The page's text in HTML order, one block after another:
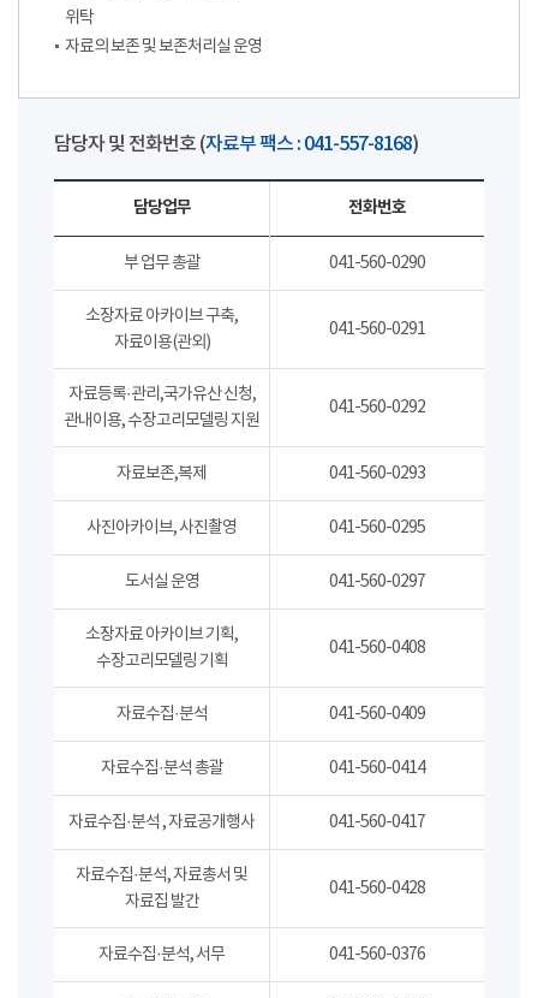
위탁
자료의 보존 및 보존처리실 운영
담당자 및 전화번호 (자료부 팩스 : 041-557-8168)
담당업무 전화번호
부 업무 총괄 041-560-0290
소장자료 아카이브 구축,
자료이용(관외)
041-560-0291
자료등록·관리,국가유산 신청,
관내이용, 수장고리모델링 지원
041-560-0292
자료보존,복제 041-560-0293
사진아카이브, 사진촬영 041-560-0295
도서실 운영 041-560-0297
소장자료 아카이브 기획,
수장고리모델링 기획
041-560-0408
자료수집·분석 041-560-0409
자료수집·분석 총괄 041-560-0414
자료수집·분석 , 자료공개행사 041-560-0417
자료수집·분석, 자료총서 및
자료집 발간
041-560-0428
자료수집·분석, 서무 041-560-0376